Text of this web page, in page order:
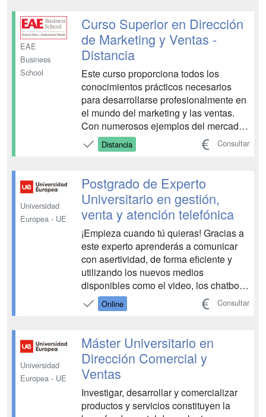
motivo creamos el Postgrado en e-
Commerce de la mano de gran...
EAE
Business
School
Curso Superior en Dirección
de Marketing y Ventas -
Distancia
Este curso proporciona todos los
conocimientos prácticos necesarios
para desarrollarse profesionalmente en
el mundo del marketing y las ventas.
Con numerosos ejemplos del mercado
español, y especialmente, de pequeñas
y medianas empresas (PYMES). El
área del marketing y de las ventas que
busquen ampliar sus ha...
Distancia Consultar
Universidad
Europea - UE
Postgrado de Experto
Universitario en gestión,
venta y atención telefónica
¡Empieza cuando tú quieras! Gracias a
este experto aprenderás a comunicar
con asertividad, de forma eficiente y
utilizando los nuevos medios
disponibles como el video, los chatbots,
agentes virtuales o avatares, para
poder ganarte la confianza, solucionar
clientes. Podrás especializarte en 6
meses en custom...
Online Consultar
Universidad
Europea - UE
Máster Universitario en
Dirección Comercial y
Ventas
Investigar, desarrollar y comercializar
productos y servicios constituyen la